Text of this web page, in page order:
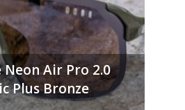
Neon Air Pro 2.0
Plus Bronze